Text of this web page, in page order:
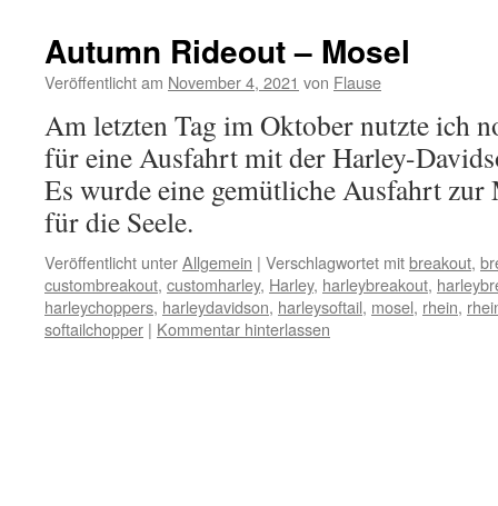
Autumn Rideout – Mosel
Veröffentlicht am November 4, 2021 von Flause
Am letzten Tag im Oktober nutzte ich
für eine Ausfahrt mit der Harley-
Es wurde eine gemütliche Ausfahrt
für die Seele.
Veröffentlicht unterAllgemein | Verschlagwortet mitbreakout,
custombreakout, customharley, Harley, harleybreakout,
harleychoppers, harleydavidson, harleysoftail, mosel, rhein,
softailchopper | Kommentar hinterlassen